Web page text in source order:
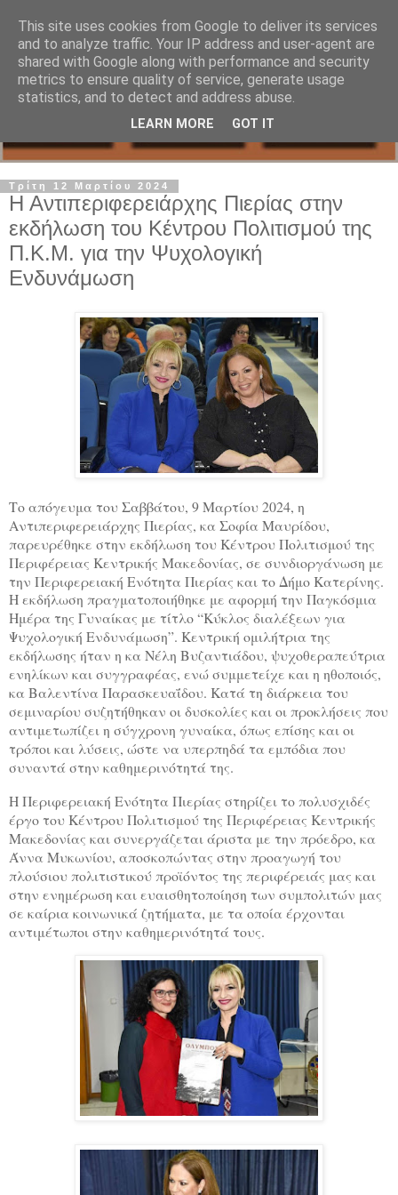
Τρίτη 12 Μαρτίου 2024
Η Αντιπεριφερειάρχης Πιερίας στην
εκδήλωση του Κέντρου Πολιτισμού της
Π.Κ.Μ. για την Ψυχολογική
Ενδυνάμωση
Το απόγευμα του Σαββάτου, 9 Μαρτίου 2024, η
Αντιπεριφερειάρχης Πιερίας, κα Σοφία Μαυρίδου,
παρευρέθηκε στην εκδήλωση του Κέντρου Πολιτισμού της
Περιφέρειας Κεντρικής Μακεδονίας, σε συνδιοργάνωση με
την Περιφερειακή Ενότητα Πιερίας και το Δήμο Κατερίνης.
Η εκδήλωση πραγματοποιήθηκε με αφορμή την Παγκόσμια
Ημέρα της Γυναίκας με τίτλο “Κύκλος διαλέξεων για
Ψυχολογική Ενδυνάμωση”. Κεντρική ομιλήτρια της
εκδήλωσης ήταν η κα Νέλη Βυζαντιάδου, ψυχοθεραπεύτρια
ενηλίκων και συγγραφέας, ενώ συμμετείχε και η ηθοποιός,
κα Βαλεντίνα Παρασκευαΐδου. Κατά τη διάρκεια του
σεμιναρίου συζητήθηκαν οι δυσκολίες και οι προκλήσεις που
αντιμετωπίζει η σύγχρονη γυναίκα, όπως επίσης και οι
τρόποι και λύσεις, ώστε να υπερπηδά τα εμπόδια που
συναντά στην καθημερινότητά της.
Η Περιφερειακή Ενότητα Πιερίας στηρίζει το πολυσχιδές
έργο του Κέντρου Πολιτισμού της Περιφέρειας Κεντρικής
Μακεδονίας και συνεργάζεται άριστα με την πρόεδρο, κα
Άννα Μυκωνίου, αποσκοπώντας στην προαγωγή του
πλούσιου πολιτιστικού προϊόντος της περιφέρειάς μας και
στην ενημέρωση και ευαισθητοποίηση των συμπολιτών μας
σε καίρια κοινωνικά ζητήματα, με τα οποία έρχονται
αντιμέτωποι στην καθημερινότητά τους.
This site uses cookies from Google to deliver its services
and to analyze traffic. Your IP address and user-agent are
shared with Google along with performance and security
metrics to ensure quality of service, generate usage
statistics, and to detect and address abuse.
LEARN MORE GOT IT